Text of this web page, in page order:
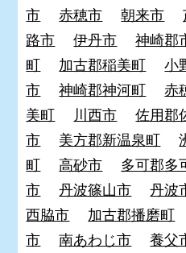
市
赤穂市 朝来市
路市
伊丹市 神崎郡
町
加古郡稲美町 小
市
神崎郡神河町 赤
美町
川西市 佐用郡
市
美方郡新温泉町
町
高砂市 多可郡多
市
丹波篠山市 丹波
西脇市
加古郡播磨町
市
南あわじ市 養父